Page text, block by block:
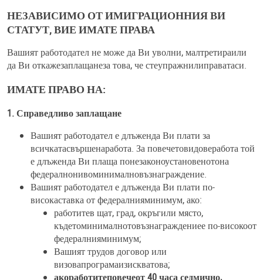
НЕЗАВИСИМО ОТ ИМИГРАЦИОННИЯ ВИ
СТАТУТ, ВИЕ ИМАТЕ ПРАВА
Вашият работодател не може да Ви уволни, малтретираили
да Ви откажезаплащанеза това, че стеупражнилиправатаси.
ИМАТЕ ПРАВО НА:
1. Справедливо заплащане
Вашият работодател е длъженда Ви плати за
всичкатасвършенаработа. За повечетовидоверабота той
е длъженда Ви плаща понезаконоустановенотона
федералнонивоминималновъзнаграждение.
Вашият работодател е длъженда Ви плати по-
високаставка от федералнияминимум, ако:
работитев щат, град, окръгили място,
къдетоминималнотовъзнаграждениее по-високоот
федералнияминимум;
Вашият трудов договор или
визовапрограмаизискватова;
акоработитеповечеот 40 часа седмично,